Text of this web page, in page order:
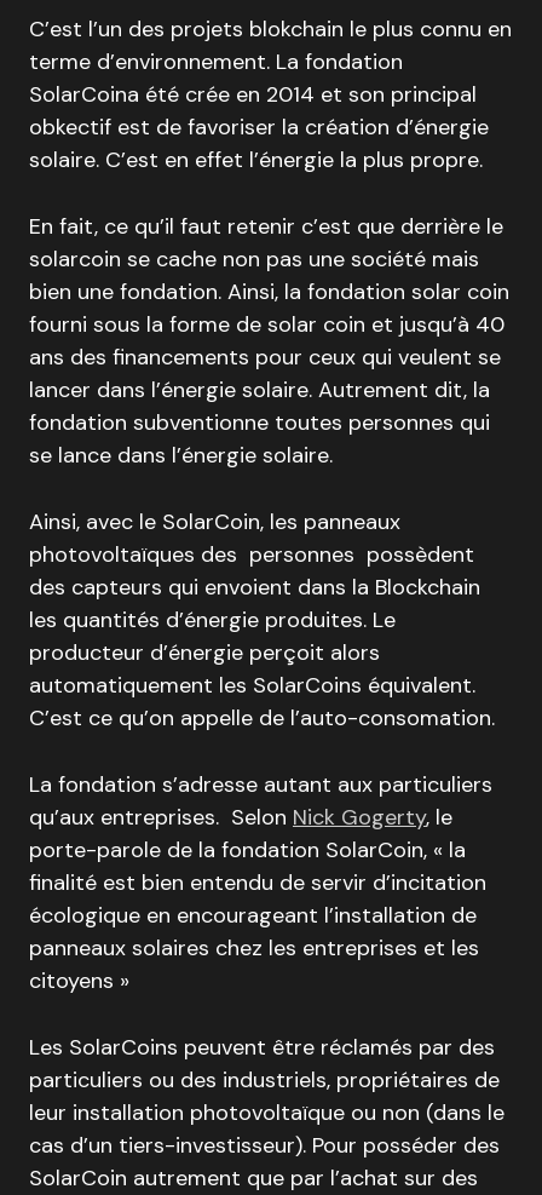
C’est l’un des projets blokchain le plus connu en
terme d’environnement. La fondation
SolarCoina été crée en 2014 et son principal
obkectif est de favoriser la création d’énergie
solaire. C’est en effet l’énergie la plus propre.
En fait, ce qu’il faut retenir c’est que derrière le
solarcoin se cache non pas une société mais
bien une fondation. Ainsi, la fondation solar coin
fourni sous la forme de solar coin et jusqu’à 40
ans des financements pour ceux qui veulent se
lancer dans l’énergie solaire. Autrement dit, la
fondation subventionne toutes personnes qui
se lance dans l’énergie solaire.
Ainsi, avec le SolarCoin, les panneaux
photovoltaïques des personnes possèdent
des capteurs qui envoient dans la Blockchain
les quantités d’énergie produites. Le
producteur d’énergie perçoit alors
automatiquement les SolarCoins équivalent.
C’est ce qu’on appelle de l’auto-consomation.
La fondation s’adresse autant aux particuliers
qu’aux entreprises. Selon Nick Gogerty, le
porte-parole de la fondation SolarCoin, « la
finalité est bien entendu de servir d’incitation
écologique en encourageant l’installation de
panneaux solaires chez les entreprises et les
citoyens »
Les SolarCoins peuvent être réclamés par des
particuliers ou des industriels, propriétaires de
leur installation photovoltaïque ou non (dans le
cas d’un tiers-investisseur). Pour posséder des
SolarCoin autrement que par l’achat sur des